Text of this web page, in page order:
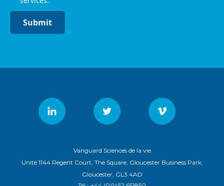
Submit
Vanguard Sciences de la vie
Unité 1144 Regent Court, The Square, Gloucester Business Park,
Gloucester, GL3 4AD